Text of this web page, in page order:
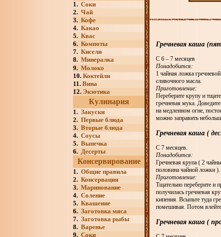
1. Соки
2. Чай
3. Кофе
4. Какао
5. Квас
6. Компоты
7. Кисели
8. Минералка
9. Молоко
10. Коктейли
11. Вина
12. Экзотика
Кулинария
1. Закуски
2. Первые блюда
3. Вторые блюда
4. Соусы
5. Выпечка
6. Десерты
Консервирование
1. Общие правила
2. Консервация
3. Маринование
4. Соление
5. Квашение
6. Заготовка мяса
7. Заготовка рыбы
8. Варенье
9. Соки
Гречневая каша
С 6 – 7 месяцев
Понадобится:
1 чайная ложка
сливочного масла.
Приготовление:
Переберите крупу и
гречневая мука.
на медленном огне,
можно заправить
Гречневая каша (
С 7 месяцев.
Понадобится:
Гречневая крупа ( 2
половина чайной ложки ).
Приготовление:
Тщательно переберите и
получилась гречневая
кипения. Всыпьте туда
помешивая. Потом
Гречневая каша (